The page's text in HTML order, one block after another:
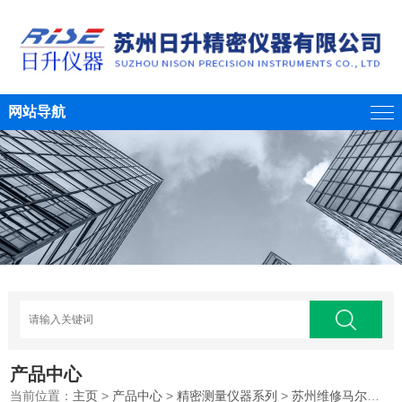
网站导航
产品中心
当前位置： 主页 > 产品中心 >精密测量仪器系列 >苏州维修马尔卡规